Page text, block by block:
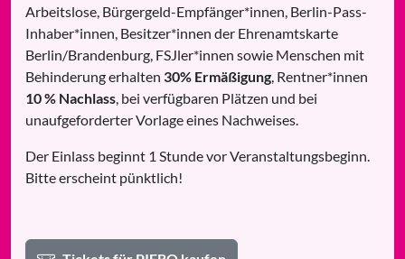
Arbeitslose, Bürgergeld-Empfänger*innen, Berlin-Pass-
Inhaber*innen, Besitzer*innen der Ehrenamtskarte
Berlin/Brandenburg, FSJler*innen sowie Menschen mit
Behinderung erhalten 30% Ermäßigung, Rentner*innen
10 % Nachlass, bei verfügbaren Plätzen und bei
unaufgeforderter Vorlage eines Nachweises.
Der Einlass beginnt 1 Stunde vor Veranstaltungsbeginn.
Bitte erscheint pünktlich!